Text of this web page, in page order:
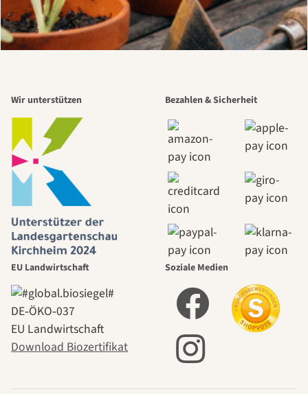
Wir unterstützen Bezahlen & Sicherheit
EU Landwirtschaft
DE‑ÖKO‑037
EU Landwirtschaft
Download Biozertifikat
Soziale Medien